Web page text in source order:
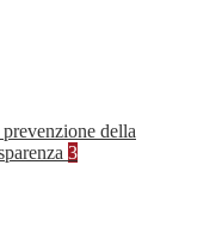
della
3